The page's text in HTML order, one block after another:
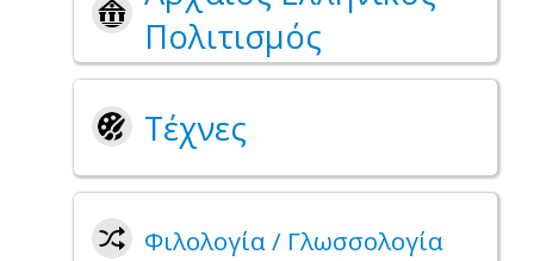
Πολιτισμός
Τέχνες
Φιλολογία / Γλωσσολογία